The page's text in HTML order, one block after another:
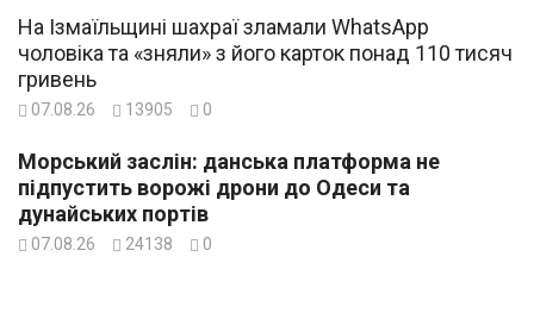
На Ізмаїльщині шахраї зламали WhatsApp
чоловіка та «зняли» з його карток понад 110 тисяч
гривень
07.08.26 13905 0
Морський заслін: данська платформа не
підпустить ворожі дрони до Одеси та
дунайських портів
07.08.26 24138 0